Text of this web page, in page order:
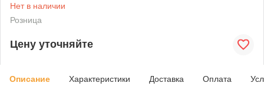
Нет в наличии
Розница
Цену уточняйте
Описание Характеристики Доставка Оплата